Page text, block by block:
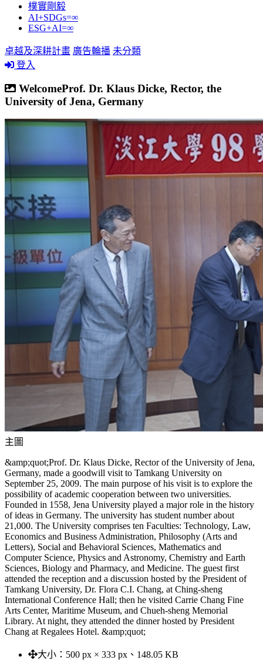
樸實剛毅
AI+SDGs=∞
ESG+AI=∞
卓越及深耕計畫 廣告輪播 未分類
登入
WelcomeProf. Dr. Klaus Dicke, Rector, the
University of Jena, Germany
主圖
&amp;quot;Prof. Dr. Klaus Dicke, Rector of the University of Jena,
Germany, made a goodwill visit to Tamkang University on
September 25, 2009. The main purpose of his visit is to explore the
possibility of academic cooperation between two universities.
Founded in 1558, Jena University played a major role in the history
of ideas in Germany. The university has student number about
21,000. The University comprises ten Faculties: Technology, Law,
Economics and Business Administration, Philosophy (Arts and
Letters), Social and Behavioral Sciences, Mathematics and
Computer Science, Physics and Astronomy, Chemistry and Earth
Sciences, Biology and Pharmacy, and Medicine. The guest first
attended the reception and a discussion hosted by the President of
Tamkang University, Dr. Flora C.I. Chang, at Ching-sheng
International Conference Hall; then he visited Carrie Chang Fine
Arts Center, Maritime Museum, and Chueh-sheng Memorial
Library. At night, they attended the dinner hosted by President
Chang at Regalees Hotel. &amp;quot;
大小： 500 px × 333 px、148.05 KB